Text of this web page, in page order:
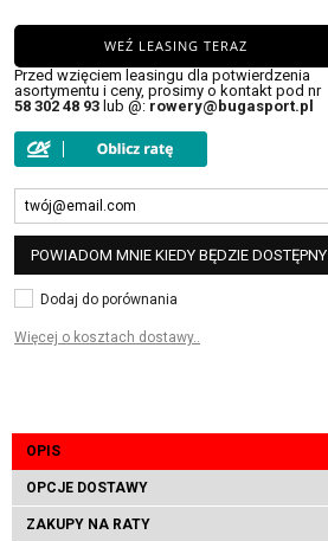
WEŹ LEASING TERAZ
Przed wzięciem leasingu dla potwierdzenia
asortymentu i ceny, prosimy o kontakt pod nr
58 302 48 93 lub @:rowery@bugasport.pl
POWIADOM MNIE KIEDY BĘDZIE DOSTĘPNY
Dodaj do porównania
Więcej o kosztach dostawy..
OPIS
OPCJE DOSTAWY
ZAKUPY NA RATY